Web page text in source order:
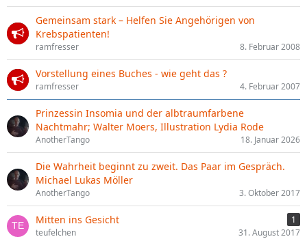
Gemeinsam stark – Helfen Sie Angehörigen von
Krebspatienten!
ramfresser 8. Februar 2008
Vorstellung eines Buches - wie geht das ?
ramfresser 4. Februar 2007
Prinzessin Insomia und der albtraumfarbene
Nachtmahr; Walter Moers, Illustration Lydia Rode
AnotherTango 18. Januar 2026
Die Wahrheit beginnt zu zweit. Das Paar im Gespräch.
Michael Lukas Möller
AnotherTango 3. Oktober 2017
Mitten ins Gesicht
1
teufelchen
31. August 2017